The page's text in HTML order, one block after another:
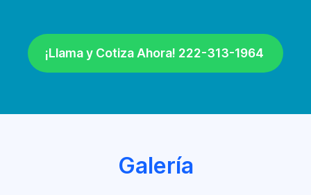
¡Llama y Cotiza Ahora! 222-313-1964
Galería